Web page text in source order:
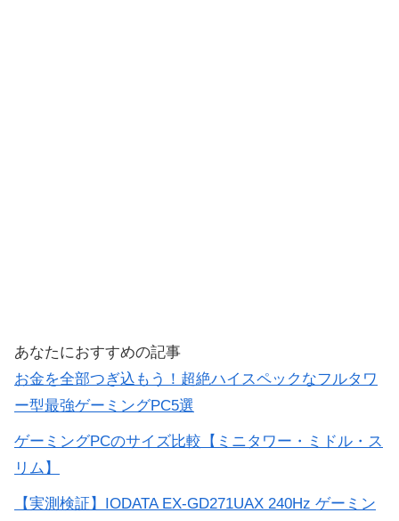
あなたにおすすめの記事
お金を全部つぎ込もう！超絶ハイスペックなフルタワ
ー型最強ゲーミングPC5選
ゲーミングPCのサイズ比較【ミニタワー・ミドル・ス
リム】
【実測検証】IODATA EX-GD271UAX 240Hz ゲーミン